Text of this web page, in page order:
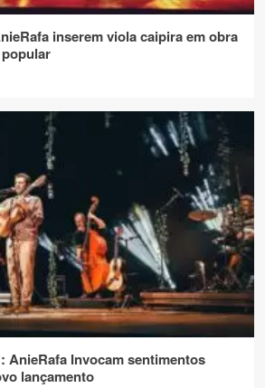
inserem viola caipira em obra
AnieRafa Invocam sentimentos
lançamento